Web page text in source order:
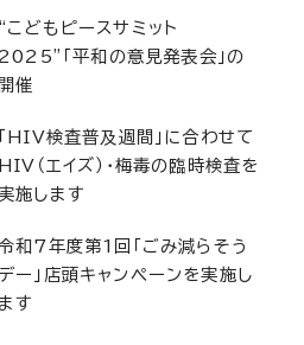
“こどもピースサミット
2025”「平和の意見発表会」の
開催
「HIV検査普及週間」に合わせて
HIV（エイズ）・梅毒の臨時検査を
施します
和7年度第1回「ごみ減らそう
ー」店頭キャンペーンを実施し
ます